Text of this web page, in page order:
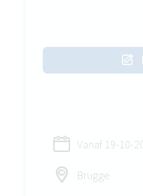
Vanaf 19-10-
Brugge